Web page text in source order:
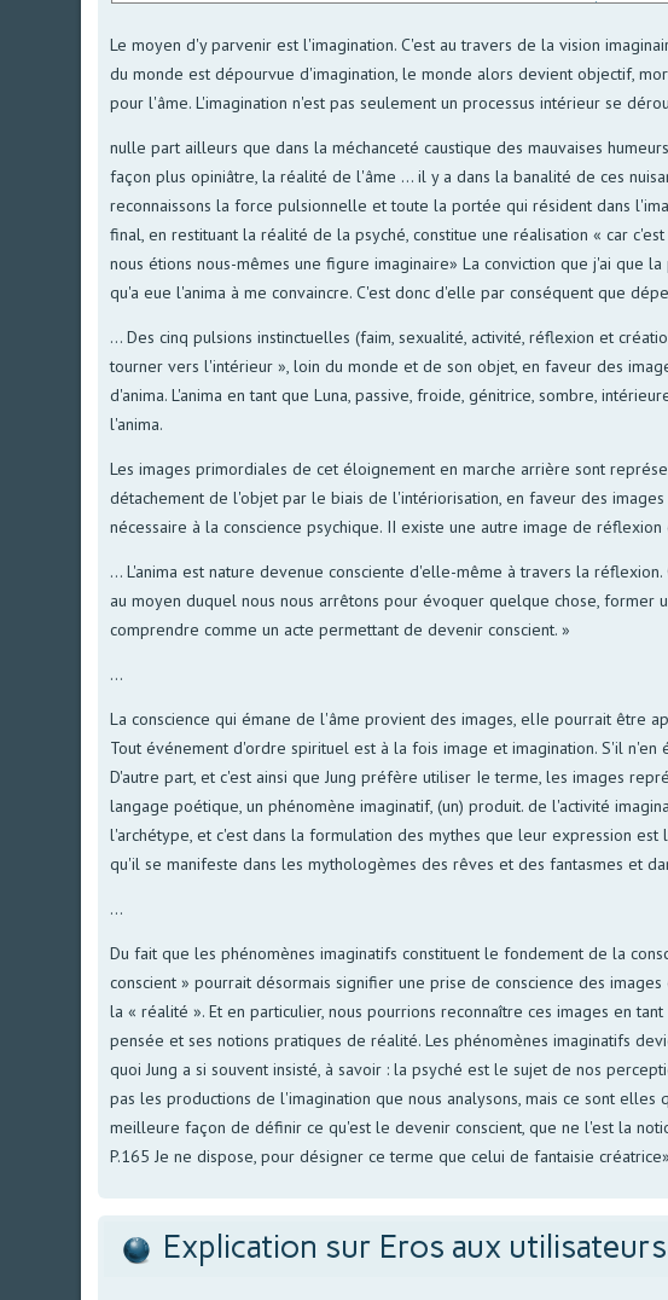
Le moyen d'y parvenir est l'imagination. C'est au travers de la vision
du monde est dépourvue d'imagination, le monde alors devient objectif,
pour l'âme. L'imagination n'est pas seulement un processus intérieur se
nulle part ailleurs que dans la méchanceté caustique des mauvaises
façon plus opiniâtre, la réalité de l'âme ... il y a dans la banalité de ces
reconnaissons la force pulsionnelle et toute la portée qui résident dans
final, en restituant la réalité de la psyché, constitue une réalisation « car
nous étions nous-mêmes une figure imaginaire» La conviction que j'ai que
qu'a eue l'anima à me convaincre. C'est donc d'elle par conséquent que
... Des cinq pulsions instinctuelles (faim, sexualité, activité, réflexion et
tourner vers l'intérieur », loin du monde et de son objet, en faveur des
d'anima. L'anima en tant que Luna, passive, froide, génitrice, sombre,
l'anima.
Les images primordiales de cet éloignement en marche arrière sont
détachement de l'objet par le biais de l'intériorisation, en faveur des
nécessaire à la conscience psychique. II existe une autre image de
... L'anima est nature devenue consciente d'elle-même à travers la
au moyen duquel nous nous arrêtons pour évoquer quelque chose, former
comprendre comme un acte permettant de devenir conscient. »
...
La conscience qui émane de l'âme provient des images, elIe pourrait être
Tout événement d'ordre spirituel est à la fois image et imagination. S'il
D'autre part, et c'est ainsi que Jung préfère utiliser Ie terme, les images
langage poétique, un phénomène imaginatif, (un) produit. de l'activité
l'archétype, et c'est dans la formulation des mythes que leur expression
qu'il se manifeste dans les mythologèmes des rêves et des fantasmes et
...
Du fait que les phénomènes imaginatifs constituent le fondement de la
conscient » pourrait désormais signifier une prise de conscience des
la « réalité ». Et en particulier, nous pourrions reconnaître ces images en
pensée et ses notions pratiques de réalité. Les phénomènes imaginatifs
quoi Jung a si souvent insisté, à savoir : la psyché est le sujet de nos
pas les productions de l'imagination que nous analysons, mais ce sont
meilleure façon de définir ce qu'est le devenir conscient, que ne l'est la
P.165 Je ne dispose, pour désigner ce terme que celui de fantaisie
Explication sur Eros aux